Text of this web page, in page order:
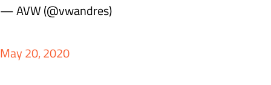
— AVW (@vwandres)
May 20, 2020